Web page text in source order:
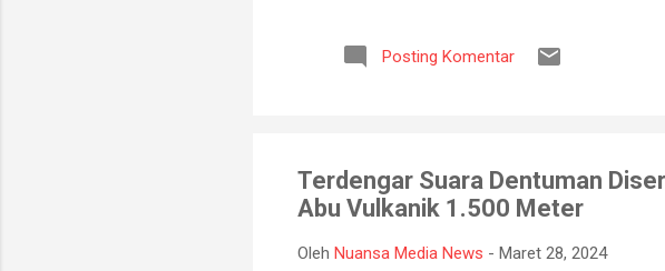
BPBD, Manggala Agni, Dinas Pemadam
Melalui kegiatan ini, seluruh peserta
Posting Komentar
Terdengar Suara Dentuman
Abu Vulkanik 1.500 Meter
Oleh Nuansa Media News - Maret 28, 2024